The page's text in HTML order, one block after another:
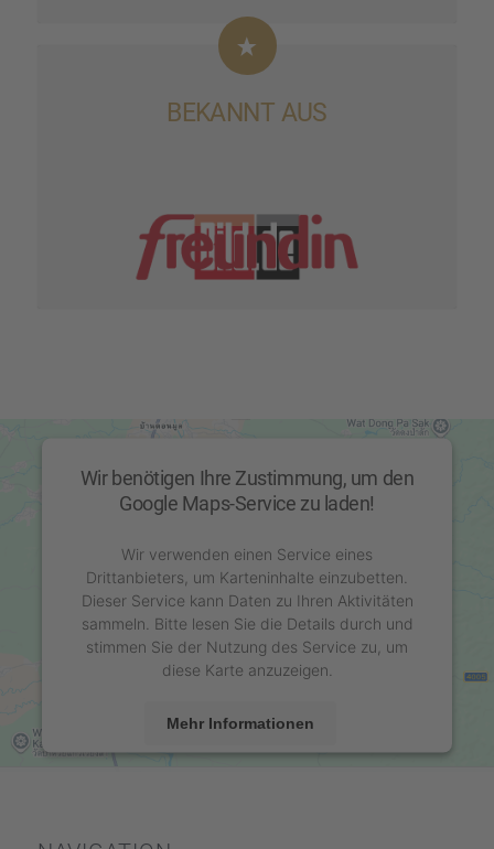
BEKANNT AUS
Wir benötigen Ihre Zustimmung, um den
Google Maps-Service zu laden!
Wir verwenden einen Service eines
Drittanbieters, um Karteninhalte einzubetten.
Dieser Service kann Daten zu Ihren Aktivitäten
sammeln. Bitte lesen Sie die Details durch und
stimmen Sie der Nutzung des Service zu, um
diese Karte anzuzeigen.
Mehr Informationen